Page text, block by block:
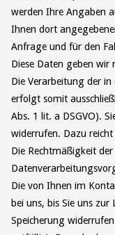
werden Ihre Angaben
Ihnen dort
Anfrage und für den
Diese Daten geben
Die Verarbeitung der
erfolgt somit
Abs. 1 lit. a DSGVO).
widerrufen. Dazu
Die Rechtmäßigkeit
Die von Ihnen im
bei uns, bis Sie uns
Speicherung